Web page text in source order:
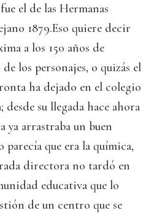
el de las Hermanas
1879.Eso quiere decir
a los 150 años de
los personajes, o quizás el
ha dejado en el colegio
desde su llegada hace ahora
ya arrastraba un buen
parecía que era la química,
directora no tardó en
educativa que lo
de un centro que se